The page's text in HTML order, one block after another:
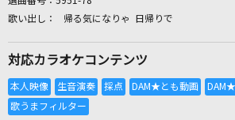
全国りれき
帰る気になりゃ 日帰りで
対応カラオケコンテンツ